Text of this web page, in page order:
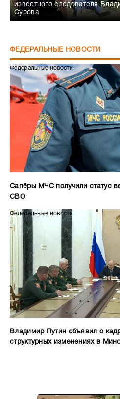
Федеральные новости
Сапёры МЧС получили статус
Федеральные новости
Владимир Путин объявил о
структурных изменениях в